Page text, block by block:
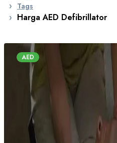
Tags
Harga AED Defibrillator
AED